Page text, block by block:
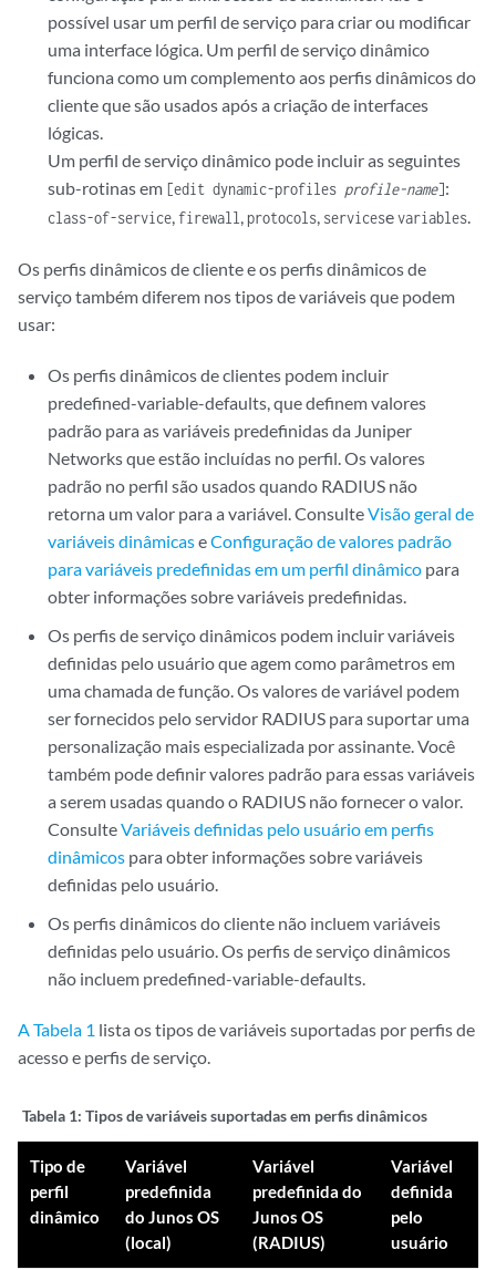
possível usar um perfil de serviço para criar ou modificar
uma interface lógica. Um perfil de serviço dinâmico
funciona como um complemento aos perfis dinâmicos do
cliente que são usados após a criação de interfaces
lógicas.
Um perfil de serviço dinâmico pode incluir as seguintes
sub-rotinas em [edit dynamic-profiles profile-name]:
class-of-service, firewall,protocols, servicesevariables.
Os perfis dinâmicos de cliente e os perfis dinâmicos de
serviço também diferem nos tipos de variáveis que podem
usar:
Os perfis dinâmicos de clientes podem incluir
predefined-variable-defaults, que definem valores
padrão para as variáveis predefinidas da Juniper
Networks que estão incluídas no perfil. Os valores
padrão no perfil são usados quando RADIUS não
retorna um valor para a variável. ConsulteVisão geral de
variáveis dinâmicaseConfiguração de valores padrão
para variáveis predefinidas em um perfil dinâmico para
obter informações sobre variáveis predefinidas.
Os perfis de serviço dinâmicos podem incluir variáveis
definidas pelo usuário que agem como parâmetros em
uma chamada de função. Os valores de variável podem
ser fornecidos pelo servidor RADIUS para suportar uma
personalização mais especializada por assinante. Você
também pode definir valores padrão para essas variáveis
a serem usadas quando o RADIUS não fornecer o valor.
ConsulteVariáveis definidas pelo usuário em perfis
dinâmicos para obter informações sobre variáveis
definidas pelo usuário.
Os perfis dinâmicos do cliente não incluem variáveis
definidas pelo usuário. Os perfis de serviço dinâmicos
não incluem predefined-variable-defaults.
A Tabela 1 lista os tipos de variáveis suportadas por perfis de
acesso e perfis de serviço.
Tabela 1: Tipos de variáveis suportadas em perfis dinâmicos
Tipo de
perfil
dinâmico
Variável
predefinida
do Junos OS
(local)
Variável
predefinida do
Junos OS
(RADIUS)
Variável
definida
pelo
usuário